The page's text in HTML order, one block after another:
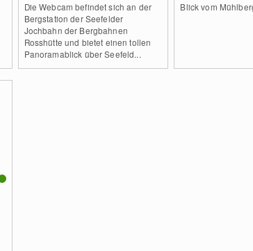
Die Webcam befindet sich an der
Bergstation der Seefelder
Jochbahn der Bergbahnen
Rosshütte und bietet einen tollen
Panoramablick über Seefeld...
Blick vom